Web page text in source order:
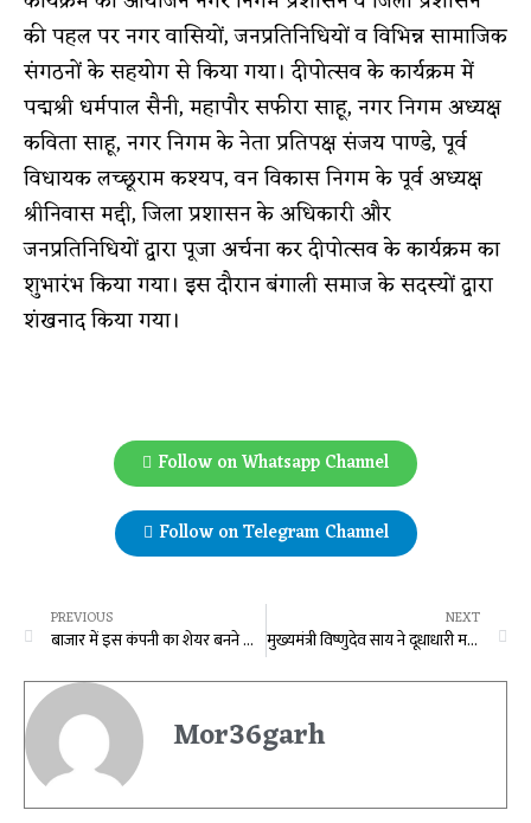
की पहल पर नगर वासियों, जनप्रतिनिधियों व विभिन्न सामाजिक
संगठनों के सहयोग से किया गया। दीपोत्सव के कार्यक्रम में
पद्मश्री धर्मपाल सैनी, महापौर सफीरा साहू, नगर निगम अध्यक्ष
कविता साहू, नगर निगम के नेता प्रतिपक्ष संजय पाण्डे, पूर्व
विधायक लच्छूराम कश्यप, वन विकास निगम के पूर्व अध्यक्ष
श्रीनिवास मद्दी, जिला प्रशासन के अधिकारी और
जनप्रतिनिधियों द्वारा पूजा अर्चना कर दीपोत्सव के कार्यक्रम का
शुभारंभ किया गया। इस दौरान बंगाली समाज के सदस्यों द्वारा
शंखनाद किया गया।
Follow on Whatsapp Channel
Follow on Telegram Channel
PREVIOUS
बाजार में इस कंपनी का शेयर बनने वाला है तूफान, निवेशकों को मिला 700 प्रतिशत का रिटर्न !
NEXT
मुख्यमंत्री विष्णुदेव साय ने दूधाधारी मठ पहुंचकर किया राम दरबार का दर्शन
Mor36garh